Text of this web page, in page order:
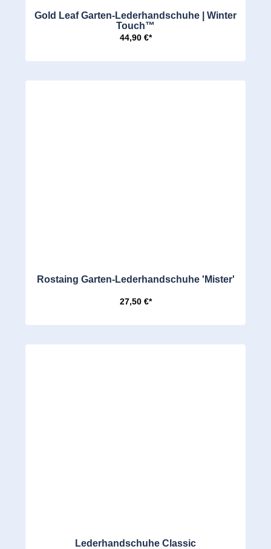
Gold Leaf Garten-Lederhandschuhe | Winter
Touch™
44,90 €*
Rostaing Garten-Lederhandschuhe 'Mister'
27,50 €*
Lederhandschuhe Classic